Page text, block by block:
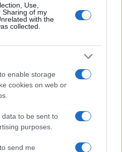
Use,
Sharing of my
with the
collected.
enable storage
cookies on web or
to be sent to
purposes.
send me